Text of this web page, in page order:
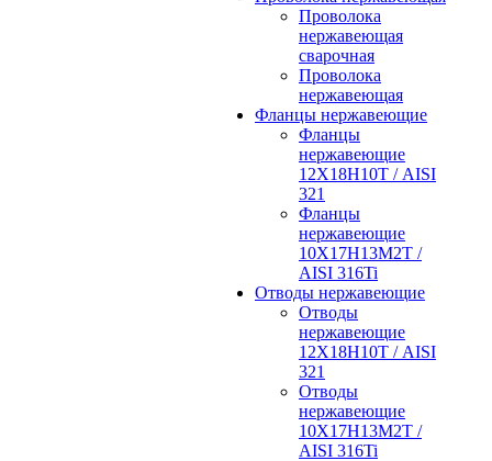
Проволока
нержавеющая
сварочная
Проволока
нержавеющая
Фланцы нержавеющие
Фланцы
нержавеющие
12Х18Н10Т / AISI
321
Фланцы
нержавеющие
10Х17Н13М2Т /
AISI 316Ti
Отводы нержавеющие
Отводы
нержавеющие
12Х18Н10Т / AISI
321
Отводы
нержавеющие
10Х17Н13М2Т /
AISI 316Ti